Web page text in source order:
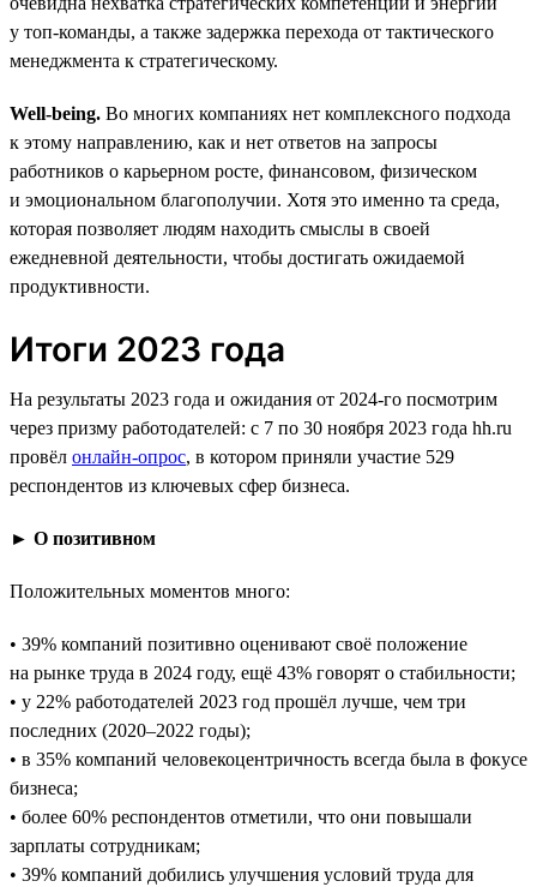
у топ-команды, а также задержка перехода от тактического
менеджмента к стратегическому.
Well-being. Во многих компаниях нет комплексного подхода
к этому направлению, как и нет ответов на запросы
работников о карьерном росте, финансовом, физическом
и эмоциональном благополучии. Хотя это именно та среда,
которая позволяет людям находить смыслы в своей
ежедневной деятельности, чтобы достигать ожидаемой
продуктивности.
Итоги 2023 года
На результаты 2023 года и ожидания от 2024-го посмотрим
через призму работодателей: с 7 по 30 ноября 2023 года hh.ru
провёл онлайн-опрос, в котором приняли участие 529
респондентов из ключевых сфер бизнеса.
► О позитивном
Положительных моментов много:
• 39% компаний позитивно оценивают своё положение
на рынке труда в 2024 году, ещё 43% говорят о стабильности;
• у 22% работодателей 2023 год прошёл лучше, чем три
последних (2020–2022 годы);
• в 35% компаний человекоцентричность всегда была в фокусе
бизнеса;
• более 60% респондентов отметили, что они повышали
зарплаты сотрудникам;
• 39% компаний добились улучшения условий труда для